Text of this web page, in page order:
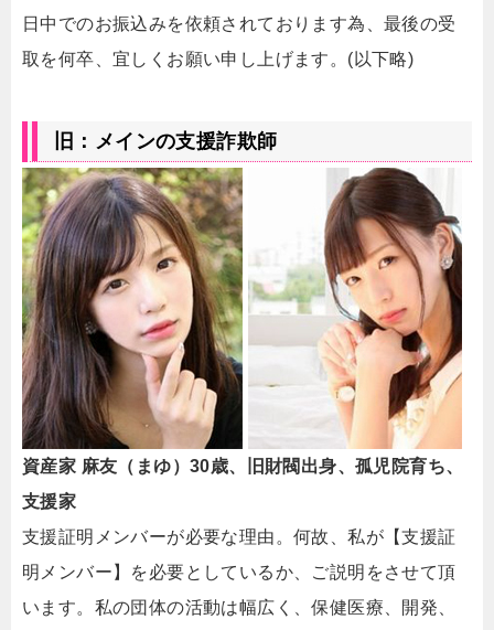
日中でのお振込みを依頼されております為、最後の受
取を何卒、宜しくお願い申し上げます。(以下略)
旧：メインの支援詐欺師
資産家 麻友（まゆ）30歳、旧財閥出身、孤児院育ち、
支援家
支援証明メンバーが必要な理由。何故、私が【支援証
明メンバー】を必要としているか、ご説明をさせて頂
います。私の団体の活動は幅広く、保健医療、開発、